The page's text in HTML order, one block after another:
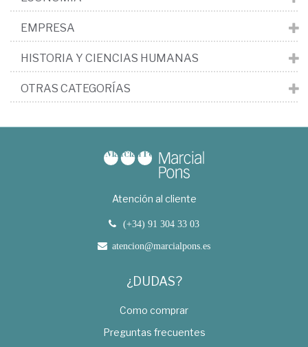
EMPRESA
HISTORIA Y CIENCIAS HUMANAS
OTRAS CATEGORÍAS
Atención al cliente
(+34) 91 304 33 03
atencion@marcialpons.es
¿DUDAS?
Como comprar
Preguntas frecuentes